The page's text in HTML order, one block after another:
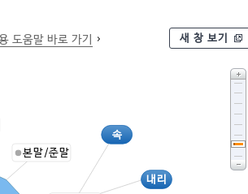
도움말 바로 가기 새 창 보기
본말/준말
속
내리